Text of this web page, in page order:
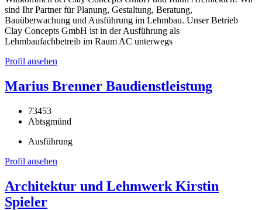
sind Ihr Partner für Planung, Gestaltung, Beratung,
Bauüberwachung und Ausführung im Lehmbau. Unser Betrieb
Clay Concepts GmbH ist in der Ausführung als
Lehmbaufachbetreib im Raum AC unterwegs
Profil ansehen
Marius Brenner Baudienstleistung
73453
Abtsgmünd
Ausführung
Profil ansehen
Architektur und Lehmwerk Kirstin
Spieler